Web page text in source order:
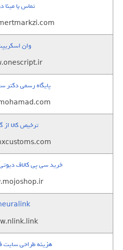
تماس با مینا
وان
پایگاه رسمی دکتر
ترخیص کالا از
خرید سی پی کالاف
هزینه طراحی سایت